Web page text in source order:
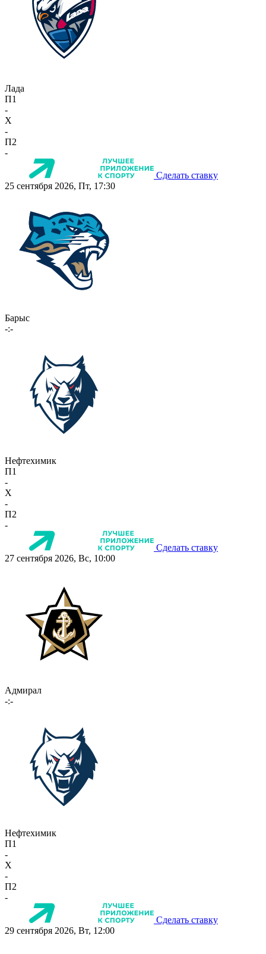
Лада
П1
-
X
-
П2
-
Сделать ставку
25 сентября 2026, Пт, 17:30
Барыс
-:-
Нефтехимик
П1
-
X
-
П2
-
Сделать ставку
27 сентября 2026, Вс, 10:00
Адмирал
-:-
Нефтехимик
П1
-
X
-
П2
-
Сделать ставку
29 сентября 2026, Вт, 12:00